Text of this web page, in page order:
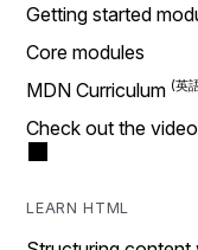
Getting started
Core modules
MDN Curriculum
Check out the
LEARN HTML